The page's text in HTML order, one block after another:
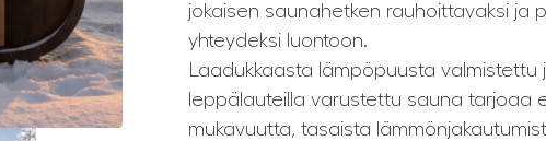
jokaisen saunahetken rauhoittavaksi ja
yhteydeksi luontoon.
Laadukkaasta lämpöpuusta valmistettu
leppälauteilla varustettu sauna tarjoaa
mukavuutta, tasaista